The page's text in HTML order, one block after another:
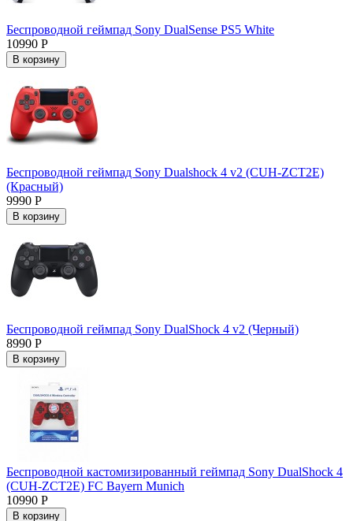
Беспроводной геймпад Sony DualSense PS5 White
10990 Р
В корзину
Беспроводной геймпад Sony Dualshock 4 v2 (CUH-ZCT2E)
(Красный)
9990 Р
В корзину
Беспроводной геймпад Sony DualShock 4 v2 (Черный)
8990 Р
В корзину
Беспроводной кастомизированный геймпад Sony DualShock 4
(CUH-ZCT2E) FC Bayern Munich
10990 Р
В корзину